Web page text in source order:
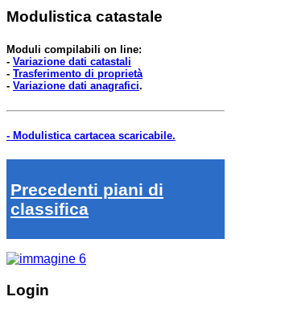
Modulistica catastale
Moduli compilabili on line:
- Variazione dati catastali
- Trasferimento di proprietà
- Variazione dati anagrafici.
- Modulistica cartacea scaricabile.
Precedenti piani di
classifica
Login